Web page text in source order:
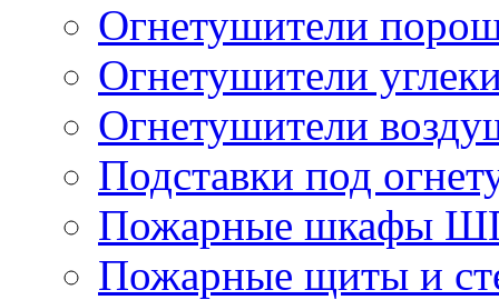
Огнетушители
Огнетушители
Огнетушители
Подставки под
Пожарные шкафы
Пожарные щиты и